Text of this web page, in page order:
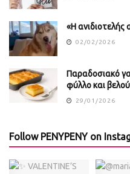
«Η
02/02/2026
Παραδοσιακό
φύλλο και
29/01/2026
Follow PENYPENY on